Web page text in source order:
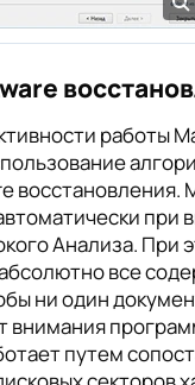
работы
восстановления.
при
Анализа. При
все
ни один
внимания
путем